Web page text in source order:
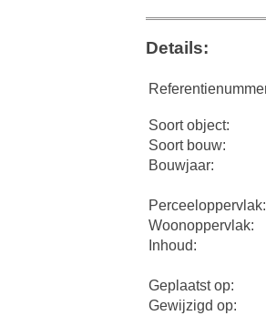
Details:
Soort object:
Soort bouw:
Bouwjaar:
Perceeloppervlak:
Woonoppervlak:
Inhoud:
Geplaatst op:
Gewijzigd op: